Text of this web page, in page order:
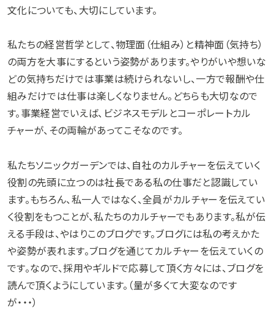
文化についても、大切にしています。
私たちの経営哲学として、物理面（仕組み）と精神面（気持ち）
の両方を大事にするという姿勢があります。やりがいや想いな
どの気持ちだけでは事業は続けられないし、一方で報酬や仕
組みだけでは仕事は楽しくなりません。どちらも大切なので
す。事業経営でいえば、ビジネスモデルとコーポレートカル
チャーが、その両輪があってこそなのです。
私たちソニックガーデンでは、自社のカルチャーを伝えていく
役割の先頭に立つのは社長である私の仕事だと認識してい
ます。もちろん、私一人ではなく、全員がカルチャーを伝えてい
く役割をもつことが、私たちのカルチャーでもあります。私が伝
える手段は、やはりこのブログです。ブログには私の考えかた
や姿勢が表れます。ブログを通じてカルチャーを伝えていくの
です。なので、採用やギルドで応募して頂く方々には、ブログを
読んで頂くようにしています。（量が多くて大変なのです
が・・・）